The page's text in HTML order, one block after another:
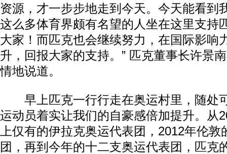
资源，才一步步地走到今天。今天能看到
这么多体育界颇有名望的人坐在这里支持
大家！而匹克也会继续努力，在国际影响
升，回报大家的支持。” 匹克董事长许景
情地说道。
早上匹克一行行走在奥运村里，随处
运动员着实让我们的自豪感倍加提升。从
上仅有的伊拉克奥运代表团，2012年伦
团，再到今年的十二支奥运代表团，匹克